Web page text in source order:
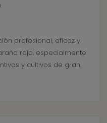
profesional, eficaz y
roja, especialmente
y cultivos de gran